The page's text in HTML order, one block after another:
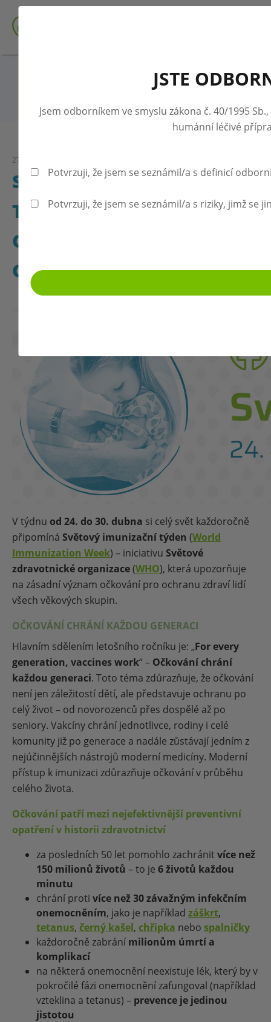
27.04.2026
SVĚTOVÝ IMUNIZAČNÍ
TÝDEN 2026: OČKOVÁNÍ
CHRÁNÍ KAŽDOU
GENERACI
V týdnu od 24. do 30. dubna si celý svět každoročně
připomíná Světový imunizační týden (World
Immunization Week) – iniciativu Světové
zdravotnické organizace(WHO), která upozorňuje
na zásadní význam očkování pro ochranu zdraví lidí
všech věkových skupin.
OČKOVÁNÍ CHRÁNÍ KAŽDOU GENERACI
Hlavním sdělením letošního ročníku je: „For every
generation, vaccines work“ – Očkování chrání
každou generaci. Toto téma zdůrazňuje, že očkování
není jen záležitostí dětí, ale představuje ochranu po
celý život – od novorozenců přes dospělé až po
seniory. Vakcíny chrání jednotlivce, rodiny i celé
komunity již po generace a nadále zůstávají jedním z
nejúčinnějších nástrojů moderní medicíny. Moderní
přístup k imunizaci zdůrazňuje očkování v průběhu
celého života.
Očkování patří mezi nejefektivnější preventivní
opatření v historii zdravotnictví
za posledních 50 let pomohlo zachránitvíce než
150 milionů životů – to je 6 životů každou
minutu
chrání proti více než 30 závažným infekčním
onemocněním, jako je například záškrt,
tetanus, černý kašel, chřipka nebo spalničky
každoročně zabrání milionům úmrtí a
komplikací
na některá onemocnění neexistuje lék, který by v
pokročilé fázi onemocnění zafungoval (například
vzteklina a tetanus) – prevence je jedinou
jistotou
JSTE
Jsem odborníkem ve smyslu zákona č. 40/1995
humánní léčivé
Potvrzuji, že jsem se seznámil/a s definicí
Potvrzuji, že jsem se seznámil/a s riziky, jimž